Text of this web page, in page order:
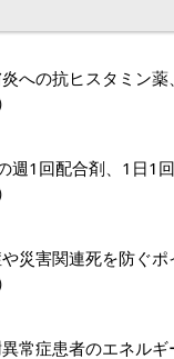
への抗ヒスタミン
週1回配合剤、1日1
災害関連死を防ぐ